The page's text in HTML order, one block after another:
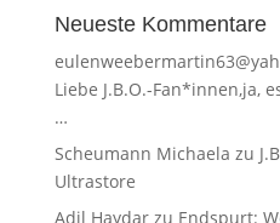
Neueste Kommentare
Liebe J.B.O.-Fan*innen,ja,
…
Scheumann Michaela zu
Ultrastore
Adil Haydarzu Endspurt: